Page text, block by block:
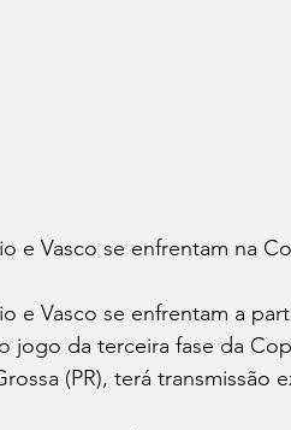
e Vasco se enfrentam na
e Vasco se enfrentam a
jogo da terceira fase da
(PR), terá transmissão